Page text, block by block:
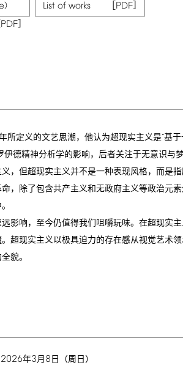
List of works
所定义的文艺思潮，他认为超现实主义是“基
德精神分析学的影响，后者关注于无意识与
，但超现实主义并不是一种表现风格，而是指
，除了包含共产主义和无政府主义等政治元
响，至今仍值得我们咀嚼玩味。在超现实主
超现实主义以极具迫力的存在感从视觉艺术
貌。
2026年3月 8 日（周日）